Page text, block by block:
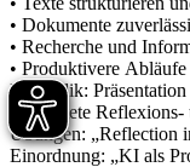
• Dokumente
• Recherche und
• Produktivere
Methodik:
angeleitete
Übungen: „Reflection
Einordnung: „KI als